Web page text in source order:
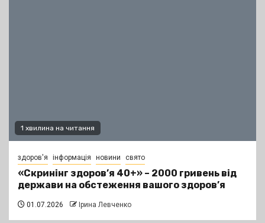
1 хвилина на читання
здоров'я інформація новини свято
«Скринінг здоров’я 40+» – 2000 гривень від
держави на обстеження вашого здоров’я
01.07.2026 Ірина Левченко